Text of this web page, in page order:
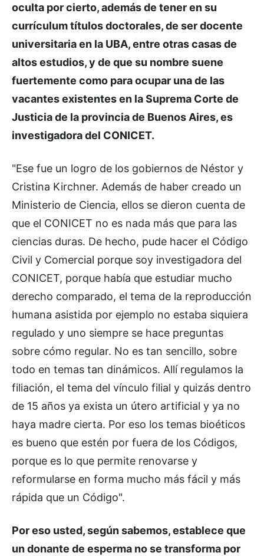
oculta por cierto, además de tener en su
currículum títulos doctorales, de ser docente
universitaria en la UBA, entre otras casas de
altos estudios, y de que su nombre suene
fuertemente como para ocupar una de las
vacantes existentes en la Suprema Corte de
Justicia de la provincia de Buenos Aires, es
investigadora del CONICET.
"Ese fue un logro de los gobiernos de Néstor y
Cristina Kirchner. Además de haber creado un
Ministerio de Ciencia, ellos se dieron cuenta de
que el CONICET no es nada más que para las
ciencias duras. De hecho, pude hacer el Código
Civil y Comercial porque soy investigadora del
CONICET, porque había que estudiar mucho
derecho comparado, el tema de la reproducción
humana asistida por ejemplo no estaba siquiera
regulado y uno siempre se hace preguntas
sobre cómo regular. No es tan sencillo, sobre
todo en temas tan dinámicos. Allí regulamos la
filiación, el tema del vínculo filial y quizás dentro
de 15 años ya exista un útero artificial y ya no
haya madre cierta. Por eso los temas bioéticos
es bueno que estén por fuera de los Códigos,
porque es lo que permite renovarse y
reformularse en forma mucho más fácil y más
rápida que un Código".
Por eso usted, según sabemos, establece que
un donante de esperma no se transforma por